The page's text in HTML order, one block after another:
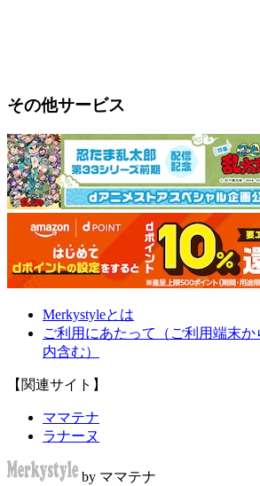
その他サービス
Merkystyleとは
ご利用にあたって（ご利用端末
内含む）
【関連サイト】
ママテナ
ラナーヌ
by ママテナ